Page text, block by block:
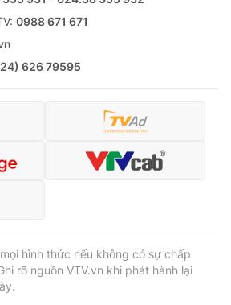
0988 671 671
626 79595
hình thức nếu không có sự chấp
rõ nguồn VTV.vn khi phát hành lại